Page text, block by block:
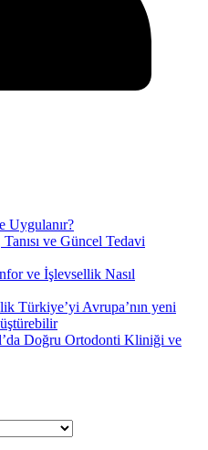
Uygulanır?
ve Güncel Tedavi
ve İşlevsellik Nasıl
Türkiye’yi Avrupa’nın yeni
Doğru Ortodonti Kliniği ve